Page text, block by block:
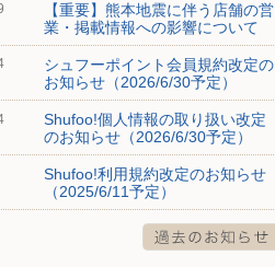
【重要】熊本地震に伴う店舗の営
業・掲載情報への影響について
シュフーポイント会員規約改定の
お知らせ（2026/6/30予定）
Shufoo!個人情報の取り扱い改定
のお知らせ（2026/6/30予定）
Shufoo!利用規約改定のお知らせ
（2025/6/11予定）